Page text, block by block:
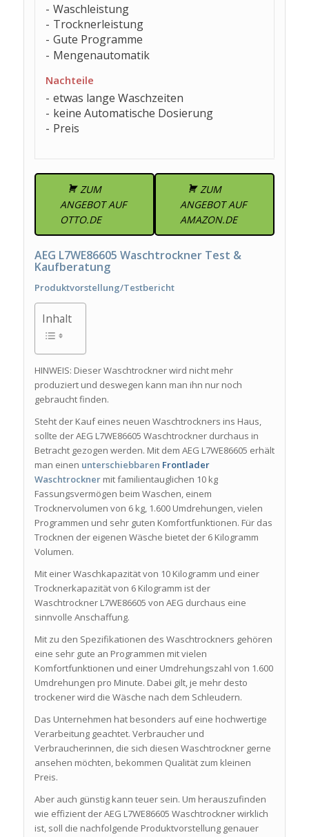
Waschleistung
Trocknerleistung
Gute Programme
Mengenautomatik
Nachteile
etwas lange Waschzeiten
keine Automatische Dosierung
Preis
ZUM
ANGEBOT AUF
OTTO.DE
ZUM
ANGEBOT AUF
AMAZON.DE
AEG L7WE86605 Waschtrockner Test &
Kaufberatung
Produktvorstellung/Testbericht
Inhalt
HINWEIS: Dieser Waschtrockner wird nicht mehr
produziert und deswegen kann man ihn nur noch
gebraucht finden.
Steht der Kauf eines neuen Waschtrockners ins Haus,
sollte der AEG L7WE86605 Waschtrockner durchaus in
Betracht gezogen werden. Mit dem AEG L7WE86605 erhält
man einen unterschiebbaren Frontlader
Waschtrocknermit familientauglichen 10 kg
Fassungsvermögen beim Waschen, einem
Trocknervolumen von 6 kg, 1.600 Umdrehungen, vielen
Programmen und sehr guten Komfortfunktionen. Für das
Trocknen der eigenen Wäsche bietet der 6 Kilogramm
Volumen.
Mit einer Waschkapazität von 10 Kilogramm und einer
Trocknerkapazität von 6 Kilogramm ist der
Waschtrockner L7WE86605 von AEG durchaus eine
sinnvolle Anschaffung.
Mit zu den Spezifikationen des Waschtrockners gehören
eine sehr gute an Programmen mit vielen
Komfortfunktionen und einer Umdrehungszahl von 1.600
Umdrehungen pro Minute. Dabei gilt, je mehr desto
trockener wird die Wäsche nach dem Schleudern.
Das Unternehmen hat besonders auf eine hochwertige
Verarbeitung geachtet. Verbraucher und
Verbraucherinnen, die sich diesen Waschtrockner gerne
ansehen möchten, bekommen Qualität zum kleinen
Preis.
Aber auch günstig kann teuer sein. Um herauszufinden
wie effizient der AEG L7WE86605 Waschtrockner wirklich
ist, soll die nachfolgende Produktvorstellung genauer